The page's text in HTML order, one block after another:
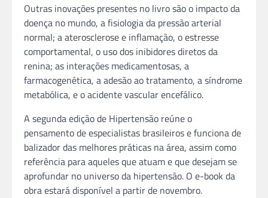
Outras inovações presentes no livro são o impacto da
doença no mundo, a fisiologia da pressão arterial
normal; a aterosclerose e inflamação, o estresse
comportamental, o uso dos inibidores diretos da
renina; as interações medicamentosas, a
farmacogenética, a adesão ao tratamento, a síndrome
metabólica, e o acidente vascular encefálico.
A segunda edição de Hipertensão reúne o
pensamento de especialistas brasileiros e funciona de
balizador das melhores práticas na área, assim como
referência para aqueles que atuam e que desejam se
aprofundar no universo da hipertensão. O e-book da
obra estará disponível a partir de novembro.